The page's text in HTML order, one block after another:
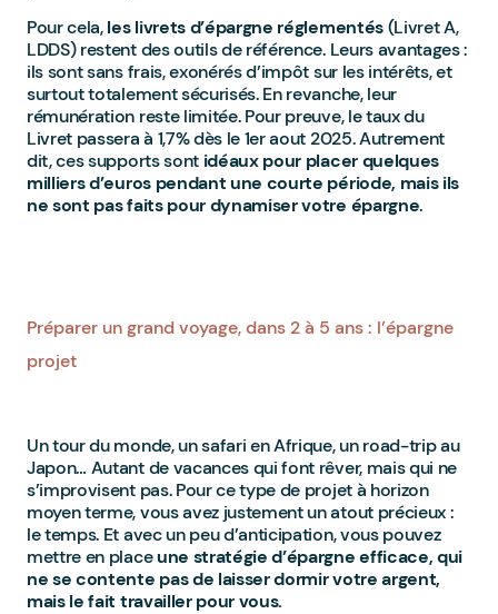
Pour cela,les livrets d’épargne réglementés(Livret A,
LDDS) restent des outils de référence. Leurs avantages :
ils sont sans frais, exonérés d’impôt sur les intérêts, et
surtout totalement sécurisés. En revanche, leur
rémunération reste limitée. Pour preuve, le taux du
Livret passera à 1,7% dès le 1er aout 2025. Autrement
dit, ces supports sont idéaux pour placer quelques
milliers d’euros pendant une courte période, mais ils
ne sont pas faits pour dynamiser votre épargne.
Préparer un grand voyage, dans 2 à 5 ans : l’épargne
projet
Un tour du monde, un safari en Afrique, un road-trip au
Japon… Autant de vacances qui font rêver, mais qui ne
s’improvisent pas. Pour ce type de projet à horizon
moyen terme, vous avez justement un atout précieux :
le temps. Et avec un peu d’anticipation, vous pouvez
mettre en placeune stratégie d’épargne efficace, qui
ne se contente pas de laisser dormir votre argent,
mais le fait travailler pour vous.